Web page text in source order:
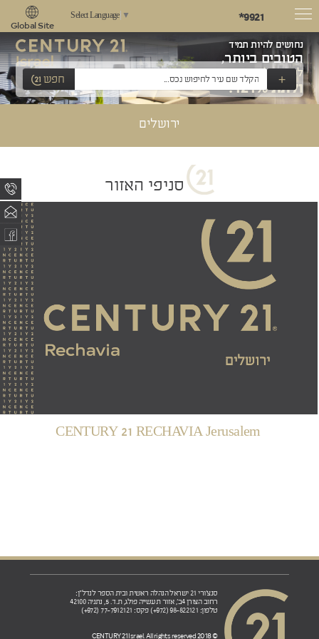
*9921
Select Language ▼
Global Site
נחושים להיות תמיד
הטובים ביותר,
לשאוף למצוינות
ולתת 121%!
+ חפש
ירושלים
סניפי האזור
CENTURY 21 RECHAVIA Jerusalem
סנצ'ורי 21 ישראל הנהלה ראשית ובית הספר לנדל"ן:
רחוב הצורן 4ב', אזור תעשייה פולג, ת.ד. 5, נתניה 42100
טלפון: 98-822121 (972+) פקס: 77-7912121 (972+)
© 2018 CENTURY 21 Israel. All rights reserved